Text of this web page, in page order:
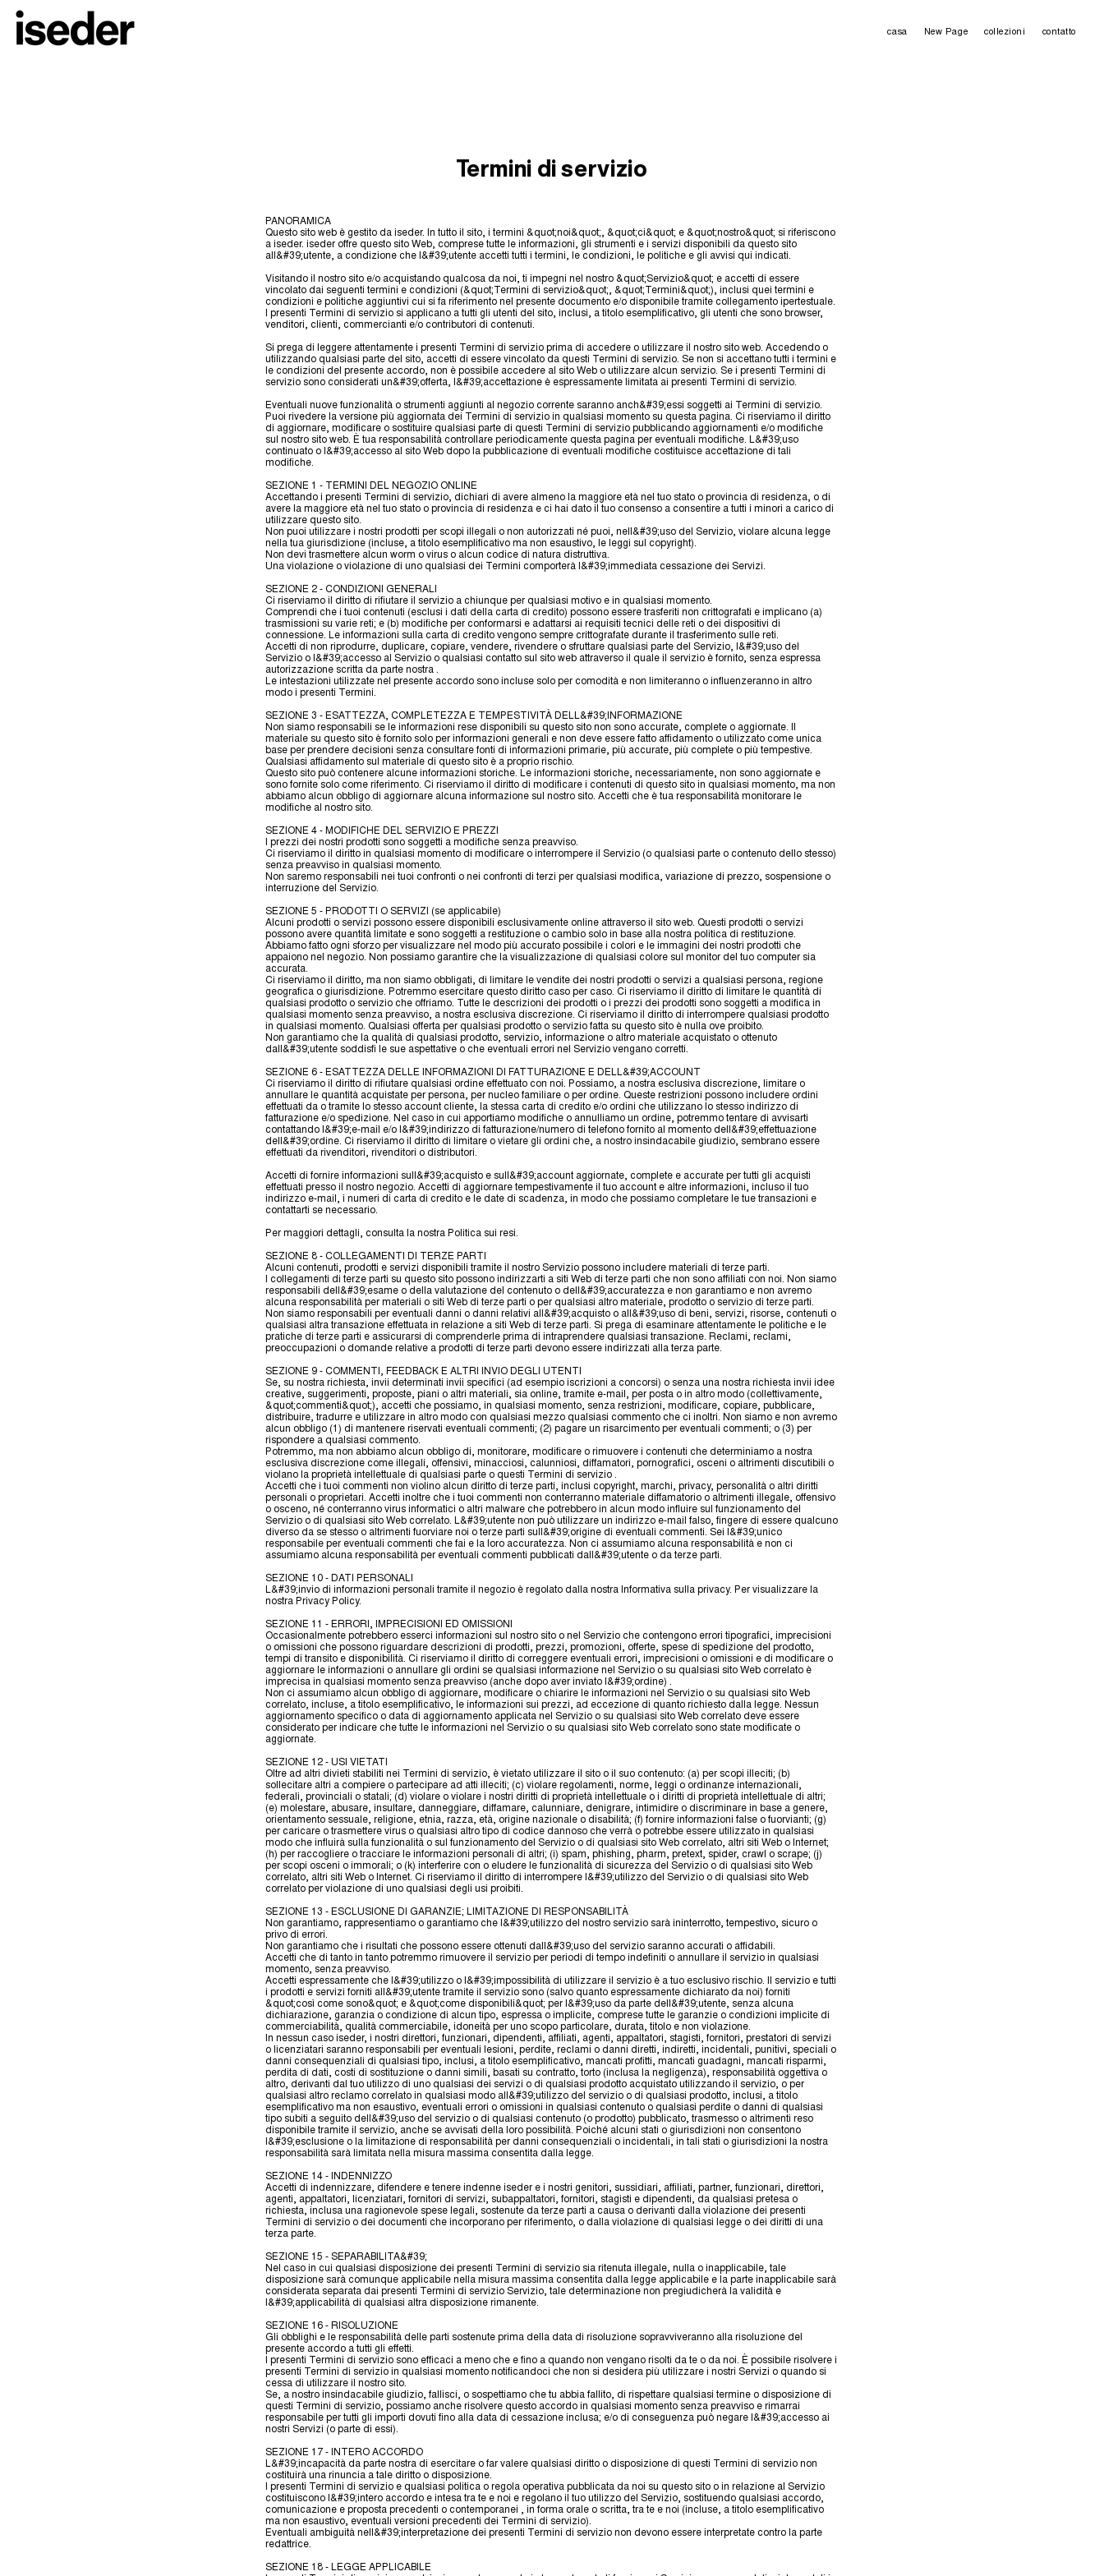
casa New Page collezioni contatto
Termini di servizio
PANORAMICA
Questo sito web è gestito da iseder. In tutto il sito, i termini &quot;noi&quot;, &quot;ci&quot; e &quot;nostro&quot; si riferiscono
a iseder. iseder offre questo sito Web, comprese tutte le informazioni, gli strumenti e i servizi disponibili da questo sito
all&#39;utente, a condizione che l&#39;utente accetti tutti i termini, le condizioni, le politiche e gli avvisi qui indicati.
Visitando il nostro sito e/o acquistando qualcosa da noi, ti impegni nel nostro &quot;Servizio&quot; e accetti di essere
vincolato dai seguenti termini e condizioni (&quot;Termini di servizio&quot;, &quot;Termini&quot;), inclusi quei termini e
condizioni e politiche aggiuntivi cui si fa riferimento nel presente documento e/o disponibile tramite collegamento ipertestuale.
I presenti Termini di servizio si applicano a tutti gli utenti del sito, inclusi, a titolo esemplificativo, gli utenti che sono browser,
venditori, clienti, commercianti e/o contributori di contenuti.
Si prega di leggere attentamente i presenti Termini di servizio prima di accedere o utilizzare il nostro sito web. Accedendo o
utilizzando qualsiasi parte del sito, accetti di essere vincolato da questi Termini di servizio. Se non si accettano tutti i termini e
le condizioni del presente accordo, non è possibile accedere al sito Web o utilizzare alcun servizio. Se i presenti Termini di
servizio sono considerati un&#39;offerta, l&#39;accettazione è espressamente limitata ai presenti Termini di servizio.
Eventuali nuove funzionalità o strumenti aggiunti al negozio corrente saranno anch&#39;essi soggetti ai Termini di servizio.
Puoi rivedere la versione più aggiornata dei Termini di servizio in qualsiasi momento su questa pagina. Ci riserviamo il diritto
di aggiornare, modificare o sostituire qualsiasi parte di questi Termini di servizio pubblicando aggiornamenti e/o modifiche
sul nostro sito web. È tua responsabilità controllare periodicamente questa pagina per eventuali modifiche. L&#39;uso
continuato o l&#39;accesso al sito Web dopo la pubblicazione di eventuali modifiche costituisce accettazione di tali
modifiche.
SEZIONE 1 - TERMINI DEL NEGOZIO ONLINE
Accettando i presenti Termini di servizio, dichiari di avere almeno la maggiore età nel tuo stato o provincia di residenza, o di
avere la maggiore età nel tuo stato o provincia di residenza e ci hai dato il tuo consenso a consentire a tutti i minori a carico di
utilizzare questo sito.
Non puoi utilizzare i nostri prodotti per scopi illegali o non autorizzati né puoi, nell&#39;uso del Servizio, violare alcuna legge
nella tua giurisdizione (incluse, a titolo esemplificativo ma non esaustivo, le leggi sul copyright).
Non devi trasmettere alcun worm o virus o alcun codice di natura distruttiva.
Una violazione o violazione di uno qualsiasi dei Termini comporterà l&#39;immediata cessazione dei Servizi.
SEZIONE 2 - CONDIZIONI GENERALI
Ci riserviamo il diritto di rifiutare il servizio a chiunque per qualsiasi motivo e in qualsiasi momento.
Comprendi che i tuoi contenuti (esclusi i dati della carta di credito) possono essere trasferiti non crittografati e implicano (a)
trasmissioni su varie reti; e (b) modifiche per conformarsi e adattarsi ai requisiti tecnici delle reti o dei dispositivi di
connessione. Le informazioni sulla carta di credito vengono sempre crittografate durante il trasferimento sulle reti.
Accetti di non riprodurre, duplicare, copiare, vendere, rivendere o sfruttare qualsiasi parte del Servizio, l&#39;uso del
Servizio o l&#39;accesso al Servizio o qualsiasi contatto sul sito web attraverso il quale il servizio è fornito, senza espressa
autorizzazione scritta da parte nostra .
Le intestazioni utilizzate nel presente accordo sono incluse solo per comodità e non limiteranno o influenzeranno in altro
modo i presenti Termini.
SEZIONE 3 - ESATTEZZA, COMPLETEZZA E TEMPESTIVITÀ DELL&#39;INFORMAZIONE
Non siamo responsabili se le informazioni rese disponibili su questo sito non sono accurate, complete o aggiornate. Il
materiale su questo sito è fornito solo per informazioni generali e non deve essere fatto affidamento o utilizzato come unica
base per prendere decisioni senza consultare fonti di informazioni primarie, più accurate, più complete o più tempestive.
Qualsiasi affidamento sul materiale di questo sito è a proprio rischio.
Questo sito può contenere alcune informazioni storiche. Le informazioni storiche, necessariamente, non sono aggiornate e
sono fornite solo come riferimento. Ci riserviamo il diritto di modificare i contenuti di questo sito in qualsiasi momento, ma non
abbiamo alcun obbligo di aggiornare alcuna informazione sul nostro sito. Accetti che è tua responsabilità monitorare le
modifiche al nostro sito.
SEZIONE 4 - MODIFICHE DEL SERVIZIO E PREZZI
I prezzi dei nostri prodotti sono soggetti a modifiche senza preavviso.
Ci riserviamo il diritto in qualsiasi momento di modificare o interrompere il Servizio (o qualsiasi parte o contenuto dello stesso)
senza preavviso in qualsiasi momento.
Non saremo responsabili nei tuoi confronti o nei confronti di terzi per qualsiasi modifica, variazione di prezzo, sospensione o
interruzione del Servizio.
SEZIONE 5 - PRODOTTI O SERVIZI (se applicabile)
Alcuni prodotti o servizi possono essere disponibili esclusivamente online attraverso il sito web. Questi prodotti o servizi
possono avere quantità limitate e sono soggetti a restituzione o cambio solo in base alla nostra politica di restituzione.
Abbiamo fatto ogni sforzo per visualizzare nel modo più accurato possibile i colori e le immagini dei nostri prodotti che
appaiono nel negozio. Non possiamo garantire che la visualizzazione di qualsiasi colore sul monitor del tuo computer sia
accurata.
Ci riserviamo il diritto, ma non siamo obbligati, di limitare le vendite dei nostri prodotti o servizi a qualsiasi persona, regione
geografica o giurisdizione. Potremmo esercitare questo diritto caso per caso. Ci riserviamo il diritto di limitare le quantità di
qualsiasi prodotto o servizio che offriamo. Tutte le descrizioni dei prodotti o i prezzi dei prodotti sono soggetti a modifica in
qualsiasi momento senza preavviso, a nostra esclusiva discrezione. Ci riserviamo il diritto di interrompere qualsiasi prodotto
in qualsiasi momento. Qualsiasi offerta per qualsiasi prodotto o servizio fatta su questo sito è nulla ove proibito.
Non garantiamo che la qualità di qualsiasi prodotto, servizio, informazione o altro materiale acquistato o ottenuto
dall&#39;utente soddisfi le sue aspettative o che eventuali errori nel Servizio vengano corretti.
SEZIONE 6 - ESATTEZZA DELLE INFORMAZIONI DI FATTURAZIONE E DELL&#39;ACCOUNT
Ci riserviamo il diritto di rifiutare qualsiasi ordine effettuato con noi. Possiamo, a nostra esclusiva discrezione, limitare o
annullare le quantità acquistate per persona, per nucleo familiare o per ordine. Queste restrizioni possono includere ordini
effettuati da o tramite lo stesso account cliente, la stessa carta di credito e/o ordini che utilizzano lo stesso indirizzo di
fatturazione e/o spedizione. Nel caso in cui apportiamo modifiche o annulliamo un ordine, potremmo tentare di avvisarti
contattando l&#39;e-mail e/o l&#39;indirizzo di fatturazione/numero di telefono fornito al momento dell&#39;effettuazione
dell&#39;ordine. Ci riserviamo il diritto di limitare o vietare gli ordini che, a nostro insindacabile giudizio, sembrano essere
effettuati da rivenditori, rivenditori o distributori.
Accetti di fornire informazioni sull&#39;acquisto e sull&#39;account aggiornate, complete e accurate per tutti gli acquisti
effettuati presso il nostro negozio. Accetti di aggiornare tempestivamente il tuo account e altre informazioni, incluso il tuo
indirizzo e-mail, i numeri di carta di credito e le date di scadenza, in modo che possiamo completare le tue transazioni e
contattarti se necessario.
Per maggiori dettagli, consulta la nostra Politica sui resi.
SEZIONE 8 - COLLEGAMENTI DI TERZE PARTI
Alcuni contenuti, prodotti e servizi disponibili tramite il nostro Servizio possono includere materiali di terze parti.
I collegamenti di terze parti su questo sito possono indirizzarti a siti Web di terze parti che non sono affiliati con noi. Non siamo
responsabili dell&#39;esame o della valutazione del contenuto o dell&#39;accuratezza e non garantiamo e non avremo
alcuna responsabilità per materiali o siti Web di terze parti o per qualsiasi altro materiale, prodotto o servizio di terze parti.
Non siamo responsabili per eventuali danni o danni relativi all&#39;acquisto o all&#39;uso di beni, servizi, risorse, contenuti o
qualsiasi altra transazione effettuata in relazione a siti Web di terze parti. Si prega di esaminare attentamente le politiche e le
pratiche di terze parti e assicurarsi di comprenderle prima di intraprendere qualsiasi transazione. Reclami, reclami,
preoccupazioni o domande relative a prodotti di terze parti devono essere indirizzati alla terza parte.
SEZIONE 9 - COMMENTI, FEEDBACK E ALTRI INVIO DEGLI UTENTI
Se, su nostra richiesta, invii determinati invii specifici (ad esempio iscrizioni a concorsi) o senza una nostra richiesta invii idee
creative, suggerimenti, proposte, piani o altri materiali, sia online, tramite e-mail, per posta o in altro modo (collettivamente,
&quot;commenti&quot;), accetti che possiamo, in qualsiasi momento, senza restrizioni, modificare, copiare, pubblicare,
distribuire, tradurre e utilizzare in altro modo con qualsiasi mezzo qualsiasi commento che ci inoltri. Non siamo e non avremo
alcun obbligo (1) di mantenere riservati eventuali commenti; (2) pagare un risarcimento per eventuali commenti; o (3) per
rispondere a qualsiasi commento.
Potremmo, ma non abbiamo alcun obbligo di, monitorare, modificare o rimuovere i contenuti che determiniamo a nostra
esclusiva discrezione come illegali, offensivi, minacciosi, calunniosi, diffamatori, pornografici, osceni o altrimenti discutibili o
violano la proprietà intellettuale di qualsiasi parte o questi Termini di servizio .
Accetti che i tuoi commenti non violino alcun diritto di terze parti, inclusi copyright, marchi, privacy, personalità o altri diritti
personali o proprietari. Accetti inoltre che i tuoi commenti non conterranno materiale diffamatorio o altrimenti illegale, offensivo
o osceno, né conterranno virus informatici o altri malware che potrebbero in alcun modo influire sul funzionamento del
Servizio o di qualsiasi sito Web correlato. L&#39;utente non può utilizzare un indirizzo e-mail falso, fingere di essere qualcuno
diverso da se stesso o altrimenti fuorviare noi o terze parti sull&#39;origine di eventuali commenti. Sei l&#39;unico
responsabile per eventuali commenti che fai e la loro accuratezza. Non ci assumiamo alcuna responsabilità e non ci
assumiamo alcuna responsabilità per eventuali commenti pubblicati dall&#39;utente o da terze parti.
SEZIONE 10 - DATI PERSONALI
L&#39;invio di informazioni personali tramite il negozio è regolato dalla nostra Informativa sulla privacy. Per visualizzare la
nostra Privacy Policy.
SEZIONE 11 - ERRORI, IMPRECISIONI ED OMISSIONI
Occasionalmente potrebbero esserci informazioni sul nostro sito o nel Servizio che contengono errori tipografici, imprecisioni
o omissioni che possono riguardare descrizioni di prodotti, prezzi, promozioni, offerte, spese di spedizione del prodotto,
tempi di transito e disponibilità. Ci riserviamo il diritto di correggere eventuali errori, imprecisioni o omissioni e di modificare o
aggiornare le informazioni o annullare gli ordini se qualsiasi informazione nel Servizio o su qualsiasi sito Web correlato è
imprecisa in qualsiasi momento senza preavviso (anche dopo aver inviato l&#39;ordine) .
Non ci assumiamo alcun obbligo di aggiornare, modificare o chiarire le informazioni nel Servizio o su qualsiasi sito Web
correlato, incluse, a titolo esemplificativo, le informazioni sui prezzi, ad eccezione di quanto richiesto dalla legge. Nessun
aggiornamento specifico o data di aggiornamento applicata nel Servizio o su qualsiasi sito Web correlato deve essere
considerato per indicare che tutte le informazioni nel Servizio o su qualsiasi sito Web correlato sono state modificate o
aggiornate.
SEZIONE 12 - USI VIETATI
Oltre ad altri divieti stabiliti nei Termini di servizio, è vietato utilizzare il sito o il suo contenuto: (a) per scopi illeciti; (b)
sollecitare altri a compiere o partecipare ad atti illeciti; (c) violare regolamenti, norme, leggi o ordinanze internazionali,
federali, provinciali o statali; (d) violare o violare i nostri diritti di proprietà intellettuale o i diritti di proprietà intellettuale di altri;
(e) molestare, abusare, insultare, danneggiare, diffamare, calunniare, denigrare, intimidire o discriminare in base a genere,
orientamento sessuale, religione, etnia, razza, età, origine nazionale o disabilità; (f) fornire informazioni false o fuorvianti; (g)
per caricare o trasmettere virus o qualsiasi altro tipo di codice dannoso che verrà o potrebbe essere utilizzato in qualsiasi
modo che influirà sulla funzionalità o sul funzionamento del Servizio o di qualsiasi sito Web correlato, altri siti Web o Internet;
(h) per raccogliere o tracciare le informazioni personali di altri; (i) spam, phishing, pharm, pretext, spider, crawl o scrape; (j)
per scopi osceni o immorali; o (k) interferire con o eludere le funzionalità di sicurezza del Servizio o di qualsiasi sito Web
correlato, altri siti Web o Internet. Ci riserviamo il diritto di interrompere l&#39;utilizzo del Servizio o di qualsiasi sito Web
correlato per violazione di uno qualsiasi degli usi proibiti.
SEZIONE 13 - ESCLUSIONE DI GARANZIE; LIMITAZIONE DI RESPONSABILITÀ
Non garantiamo, rappresentiamo o garantiamo che l&#39;utilizzo del nostro servizio sarà ininterrotto, tempestivo, sicuro o
privo di errori.
Non garantiamo che i risultati che possono essere ottenuti dall&#39;uso del servizio saranno accurati o affidabili.
Accetti che di tanto in tanto potremmo rimuovere il servizio per periodi di tempo indefiniti o annullare il servizio in qualsiasi
momento, senza preavviso.
Accetti espressamente che l&#39;utilizzo o l&#39;impossibilità di utilizzare il servizio è a tuo esclusivo rischio. Il servizio e tutti
i prodotti e servizi forniti all&#39;utente tramite il servizio sono (salvo quanto espressamente dichiarato da noi) forniti
&quot;così come sono&quot; e &quot;come disponibili&quot; per l&#39;uso da parte dell&#39;utente, senza alcuna
dichiarazione, garanzia o condizione di alcun tipo, espressa o implicite, comprese tutte le garanzie o condizioni implicite di
commerciabilità, qualità commerciabile, idoneità per uno scopo particolare, durata, titolo e non violazione.
In nessun caso iseder, i nostri direttori, funzionari, dipendenti, affiliati, agenti, appaltatori, stagisti, fornitori, prestatori di servizi
o licenziatari saranno responsabili per eventuali lesioni, perdite, reclami o danni diretti, indiretti, incidentali, punitivi, speciali o
danni consequenziali di qualsiasi tipo, inclusi, a titolo esemplificativo, mancati profitti, mancati guadagni, mancati risparmi,
perdita di dati, costi di sostituzione o danni simili, basati su contratto, torto (inclusa la negligenza), responsabilità oggettiva o
altro, derivanti dal tuo utilizzo di uno qualsiasi dei servizi o di qualsiasi prodotto acquistato utilizzando il servizio, o per
qualsiasi altro reclamo correlato in qualsiasi modo all&#39;utilizzo del servizio o di qualsiasi prodotto, inclusi, a titolo
esemplificativo ma non esaustivo, eventuali errori o omissioni in qualsiasi contenuto o qualsiasi perdite o danni di qualsiasi
tipo subiti a seguito dell&#39;uso del servizio o di qualsiasi contenuto (o prodotto) pubblicato, trasmesso o altrimenti reso
disponibile tramite il servizio, anche se avvisati della loro possibilità. Poiché alcuni stati o giurisdizioni non consentono
l&#39;esclusione o la limitazione di responsabilità per danni consequenziali o incidentali, in tali stati o giurisdizioni la nostra
responsabilità sarà limitata nella misura massima consentita dalla legge.
SEZIONE 14 - INDENNIZZO
Accetti di indennizzare, difendere e tenere indenne iseder e i nostri genitori, sussidiari, affiliati, partner, funzionari, direttori,
agenti, appaltatori, licenziatari, fornitori di servizi, subappaltatori, fornitori, stagisti e dipendenti, da qualsiasi pretesa o
richiesta, inclusa una ragionevole spese legali, sostenute da terze parti a causa o derivanti dalla violazione dei presenti
Termini di servizio o dei documenti che incorporano per riferimento, o dalla violazione di qualsiasi legge o dei diritti di una
terza parte.
SEZIONE 15 - SEPARABILITA&#39;
Nel caso in cui qualsiasi disposizione dei presenti Termini di servizio sia ritenuta illegale, nulla o inapplicabile, tale
disposizione sarà comunque applicabile nella misura massima consentita dalla legge applicabile e la parte inapplicabile sarà
considerata separata dai presenti Termini di servizio Servizio, tale determinazione non pregiudicherà la validità e
l&#39;applicabilità di qualsiasi altra disposizione rimanente.
SEZIONE 16 - RISOLUZIONE
Gli obblighi e le responsabilità delle parti sostenute prima della data di risoluzione sopravviveranno alla risoluzione del
presente accordo a tutti gli effetti.
I presenti Termini di servizio sono efficaci a meno che e fino a quando non vengano risolti da te o da noi. È possibile risolvere i
presenti Termini di servizio in qualsiasi momento notificandoci che non si desidera più utilizzare i nostri Servizi o quando si
cessa di utilizzare il nostro sito.
Se, a nostro insindacabile giudizio, fallisci, o sospettiamo che tu abbia fallito, di rispettare qualsiasi termine o disposizione di
questi Termini di servizio, possiamo anche risolvere questo accordo in qualsiasi momento senza preavviso e rimarrai
responsabile per tutti gli importi dovuti fino alla data di cessazione inclusa; e/o di conseguenza può negare l&#39;accesso ai
nostri Servizi (o parte di essi).
SEZIONE 17 - INTERO ACCORDO
L&#39;incapacità da parte nostra di esercitare o far valere qualsiasi diritto o disposizione di questi Termini di servizio non
costituirà una rinuncia a tale diritto o disposizione.
I presenti Termini di servizio e qualsiasi politica o regola operativa pubblicata da noi su questo sito o in relazione al Servizio
costituiscono l&#39;intero accordo e intesa tra te e noi e regolano il tuo utilizzo del Servizio, sostituendo qualsiasi accordo,
comunicazione e proposta precedenti o contemporanei , in forma orale o scritta, tra te e noi (incluse, a titolo esemplificativo
ma non esaustivo, eventuali versioni precedenti dei Termini di servizio).
Eventuali ambiguità nell&#39;interpretazione dei presenti Termini di servizio non devono essere interpretate contro la parte
redattrice.
SEZIONE 18 - LEGGE APPLICABILE